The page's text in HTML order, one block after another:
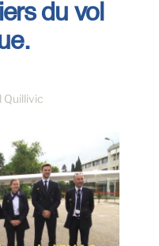
du vol
Quillivic